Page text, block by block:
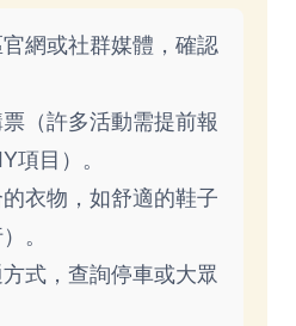
網或社群媒體，確認
（許多活動需提前報
項目）。
衣物，如舒適的鞋子
。
式，查詢停車或大眾